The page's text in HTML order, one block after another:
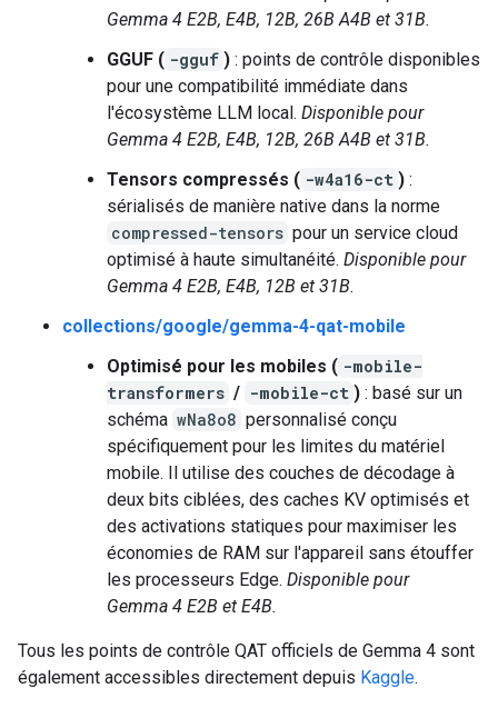
Gemma 4 E2B, E4B, 12B, 26B A4B et 31B.
GGUF ( -gguf ) : points de contrôle disponibles
pour une compatibilité immédiate dans
l'écosystème LLM local. Disponible pour
Gemma 4 E2B, E4B, 12B, 26B A4B et 31B.
Tensors compressés ( -w4a16-ct ) :
sérialisés de manière native dans la norme
compressed-tensors pour un service cloud
optimisé à haute simultanéité. Disponible pour
Gemma 4 E2B, E4B, 12B et 31B.
collections/google/gemma-4-qat-mobile
Optimisé pour les mobiles ( -mobile-
transformers / -mobile-ct ) : basé sur un
schéma wNa8o8 personnalisé conçu
spécifiquement pour les limites du matériel
mobile. Il utilise des couches de décodage à
deux bits ciblées, des caches KV optimisés et
des activations statiques pour maximiser les
économies de RAM sur l'appareil sans étouffer
les processeurs Edge. Disponible pour
Gemma 4 E2B et E4B.
Tous les points de contrôle QAT officiels de Gemma 4 sont
également accessibles directement depuis Kaggle.